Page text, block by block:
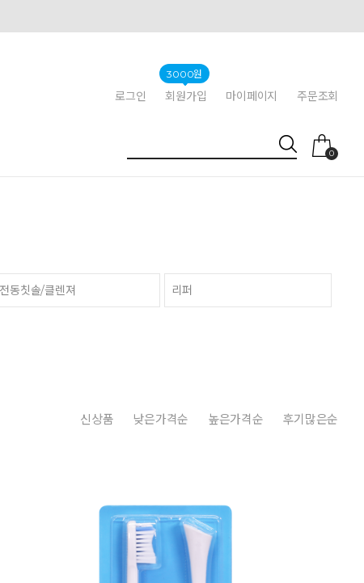
로그인 회원가입
3000원
마이페이지 주문조회
0
전동칫솔/클렌져 리퍼
신상품 낮은가격순 높은가격순 후기많은순